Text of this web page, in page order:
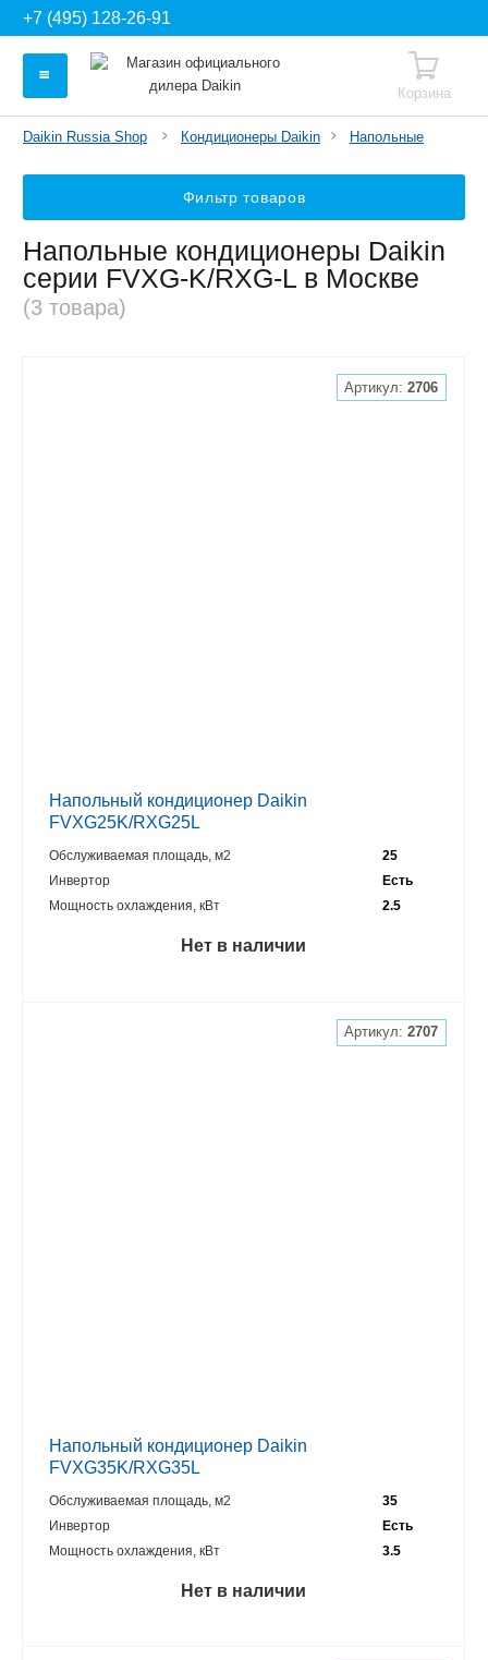
+7 (495) 128-26-91
Корзина
Daikin Russia Shop Кондиционеры Daikin Напольные
Фильтр товаров
Напольные кондиционеры Daikin
серии FVXG-K/RXG-L в Москве
(3 товара)
Артикул:2706
Напольный кондиционер Daikin
FVXG25K/RXG25L
Обслуживаемая площадь, м2
25
Инвертор
Есть
Мощность охлаждения, кВт
2.5
Нет в наличии
Артикул:2707
Напольный кондиционер Daikin
FVXG35K/RXG35L
Обслуживаемая площадь, м2
35
Инвертор
Есть
Мощность охлаждения, кВт
3.5
Нет в наличии